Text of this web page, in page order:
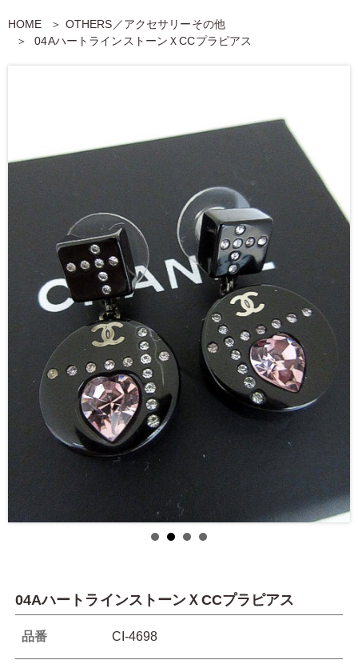
HOME
OTHERS／アクセサリーその他
04AハートラインストーンＸCCプラピアス
04AハートラインストーンＸCCプラピアス
品番 CI-4698